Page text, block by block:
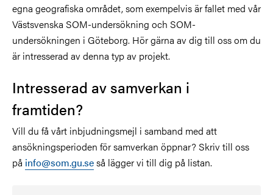
egna geografiska området, som exempelvis är fallet med vår
Västsvenska SOM-undersökning och SOM-
undersökningen i Göteborg. Hör gärna av dig till oss om du
är intresserad av denna typ av projekt.
Intresserad av samverkan i
framtiden?
Vill du få vårt inbjudningsmejl i samband med att
ansökningsperioden för samverkan öppnar? Skriv till oss
på info@som.gu.seså lägger vi till dig på listan.